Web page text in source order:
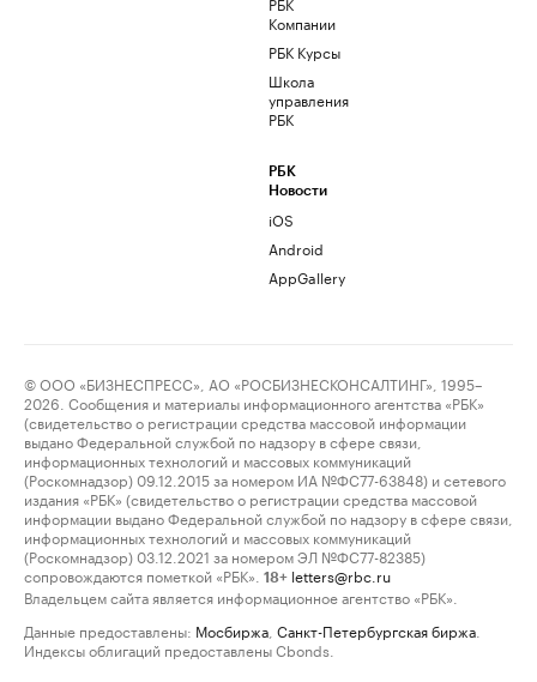
Компании
РБК Курсы
Школа
управления
РБК
РБК
Новости
iOS
Android
AppGallery
© ООО «БИЗНЕСПРЕСС», АО «РОСБИЗНЕСКОНСАЛТИНГ», 1995–
2026. Сообщения и материалы информационного агентства «РБК»
(свидетельство о регистрации средства массовой информации
выдано Федеральной службой по надзору в сфере связи,
информационных технологий и массовых коммуникаций
(Роскомнадзор) 09.12.2015 за номером ИА №ФС77-63848) и сетевого
издания «РБК» (свидетельство о регистрации средства массовой
информации выдано Федеральной службой по надзору в сфере связи,
информационных технологий и массовых коммуникаций
(Роскомнадзор) 03.12.2021 за номером ЭЛ №ФС77-82385)
сопровождаются пометкой «РБК».
18+ letters@rbc.ru
Владельцем сайта является информационное агентство «РБК».
Данные предоставлены: Мосбиржа Санкт-Петербургская биржа
Индексы облигаций предоставлены Cbonds.